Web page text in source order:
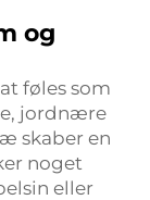
og
føles som
jordnære
skaber en
noget
eller